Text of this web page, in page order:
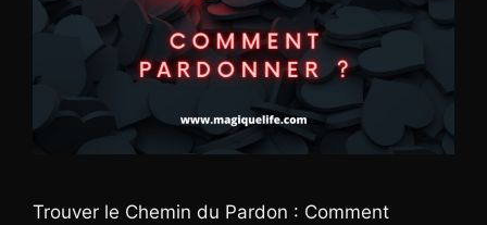
Trouver le Chemin du Pardon : Comment